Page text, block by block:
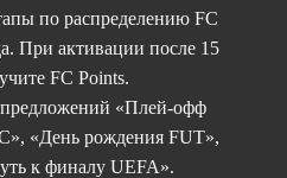
по распределению FC
При активации после 15
FC Points.
«Плей-офф
«День рождения FUT»,
к финалу UEFA».